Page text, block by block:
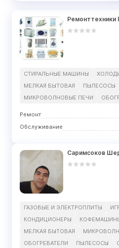
Ремонттехники
СТИРАЛЬНЫЕ МАШИНЫ
МЕЛКАЯ БЫТОВАЯ
ПЫЛЕСОСЫ
МИКРОВОЛНОВЫЕ ПЕЧИ
Ремонт
Обслуживание
Саримсоков
ГАЗОВЫЕ И ЭЛЕКТРОПЛИТЫ
КОНДИЦИОНЕРЫ
МЕЛКАЯ БЫТОВАЯ
ОБОГРЕВАТЕЛИ
ПЫЛЕСОСЫ